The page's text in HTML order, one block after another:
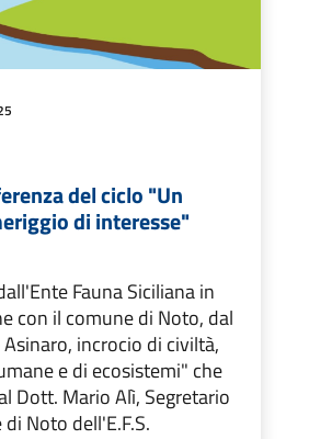
del ciclo "Un
di interesse"
Fauna Siciliana in
con il comune di Noto, dal
incrocio di civiltà,
e di ecosistemi" che
Dott. Mario Alì, Segretario
Noto dell'E.F.S.